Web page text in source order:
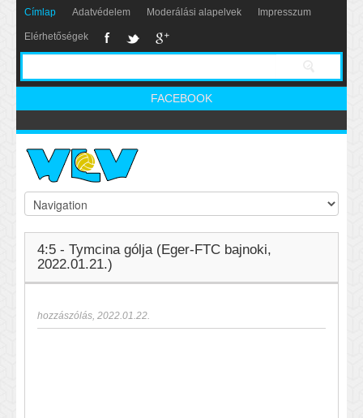
Címlap Adatvédelem Moderálási alapelvek Impresszum
Elérhetőségek
FACEBOOK
4:5 - Tymcina gólja (Eger-FTC bajnoki,
2022.01.21.)
hozzászólás, 2022.01.22.